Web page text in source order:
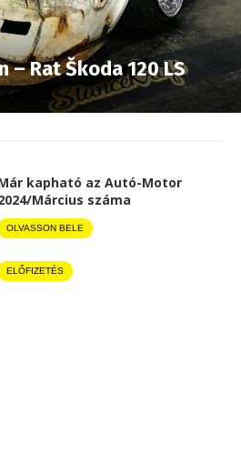
– Rat Škoda 120 LS
kapható az Autó-Motor
Március száma
OLVASSON BELE
ELŐFIZETÉS